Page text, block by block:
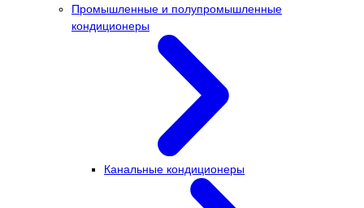
Промышленные и полупромышленные
кондиционеры
Канальные кондиционеры